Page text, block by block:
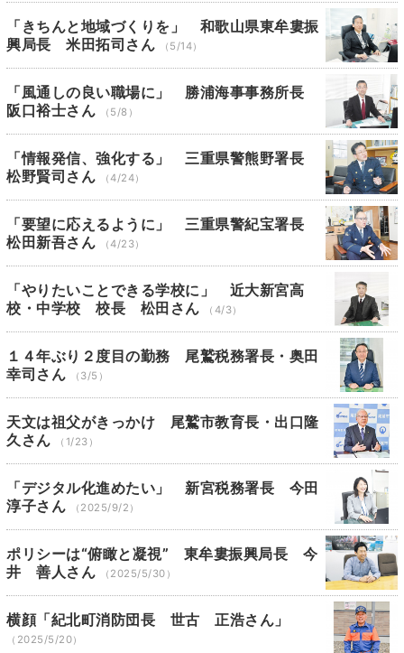
「きちんと地域づくりを」 和歌山県東牟婁振
興局長 米田拓司さん
（5/14）
「風通しの良い職場に」 勝浦海事事務所長
阪口裕士さん
（5/8）
「情報発信、強化する」 三重県警熊野署長
松野賢司さん
（4/24）
「要望に応えるように」 三重県警紀宝署長
松田新吾さん
（4/23）
「やりたいことできる学校に」 近大新宮高
校・中学校 校長 松田さん
（4/3）
１４年ぶり２度目の勤務 尾鷲税務署長・奥田
幸司さん
（3/5）
天文は祖父がきっかけ 尾鷲市教育長・出口隆
久さん
（1/23）
「デジタル化進めたい」 新宮税務署長 今田
淳子さん
（2025/9/2）
ポリシーは“俯瞰と凝視” 東牟婁振興局長 今
井 善人さん
（2025/5/30）
横顔「紀北町消防団長 世古 正浩さん」
（2025/5/20）